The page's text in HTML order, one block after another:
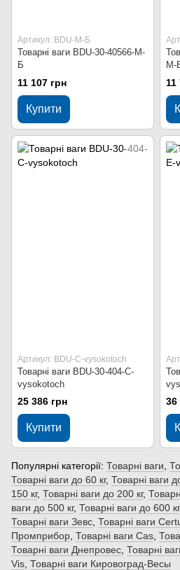
Артикул: BDU-M-Б
Товарні ваги BDU-30-40566-M-
Б
11 107 грн
Купити
M-
11
Артикул: BDU-C-vysokotoch
Товарні ваги BDU-30-404-C-
vysokotoch
25 386 грн
Купити
36
Популярні категорії: Товарні ваги
Товарні ваги до 60 кг, Товарні ваги
150 кг, Товарні ваги до 200 кг,
ваги до 500 кг, Товарні ваги до 600 кг,
Товарні ваги Зевс Товарні ваги
Промприбор Товарні ваги Сas
Товарні ваги Днепровес Товарні
Vis Товарні ваги Кировоград-Весы